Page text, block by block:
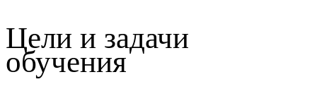
Цели и задачи
обучения